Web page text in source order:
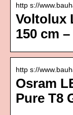
http s://
Voltolux
150 cm
http s://
Osram
Pure T8